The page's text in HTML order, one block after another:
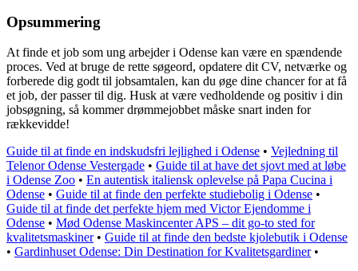
Opsummering
At finde et job som ung arbejder i Odense kan være en spændende
proces. Ved at bruge de rette søgeord, opdatere dit CV, netværke og
forberede dig godt til jobsamtalen, kan du øge dine chancer for at få
et job, der passer til dig. Husk at være vedholdende og positiv i din
jobsøgning, så kommer drømmejobbet måske snart inden for
rækkevidde!
Guide til at finde en indskudsfri lejlighed i Odense • Vejledning til
Telenor Odense Vestergade • Guide til at have det sjovt med at løbe
i Odense Zoo • En autentisk italiensk oplevelse på Papa Cucina i
Odense • Guide til at finde den perfekte studiebolig i Odense •
Guide til at finde det perfekte hjem med Victor Ejendomme i
Odense • Mød Odense Maskincenter APS – dit go-to sted for
kvalitetsmaskiner• Guide til at finde den bedste kjolebutik i Odense
• Gardinhuset Odense: Din Destination for Kvalitetsgardiner•